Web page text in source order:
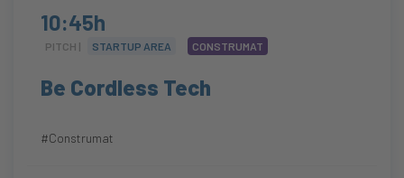
10:45h
PITCH | STARTUP AREA CONSTRUMAT
Be Cordless Tech
#Construmat